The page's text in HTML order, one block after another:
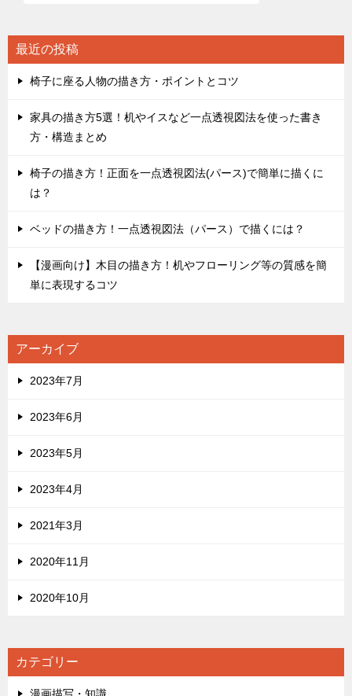
最近の投稿
椅子に座る人物の描き方・ポイントとコツ
家具の描き方5選！机やイスなど一点透視図法を使った書き
方・構造まとめ
椅子の描き方！正面を一点透視図法(パース)で簡単に描くに
は？
ベッドの描き方！一点透視図法（パース）で描くには？
【漫画向け】木目の描き方！机やフローリング等の質感を簡
単に表現するコツ
アーカイブ
2023年7月
2023年6月
2023年5月
2023年4月
2021年3月
2020年11月
2020年10月
カテゴリー